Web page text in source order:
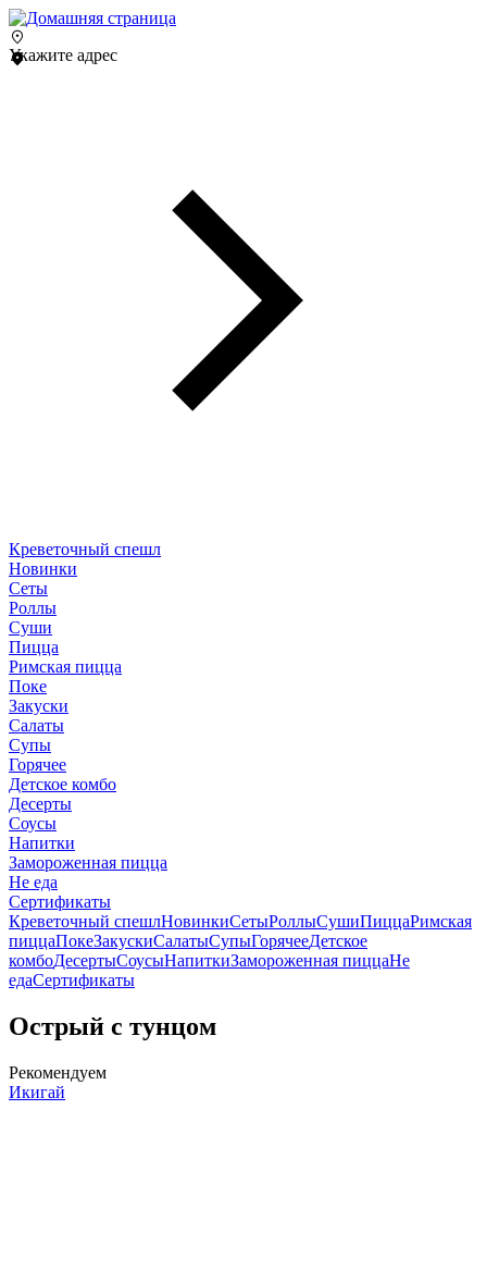
Укажите адрес
Креветочный спешл
Новинки
Сеты
Роллы
Суши
Пицца
Римская пицца
Поке
Закуски
Салаты
Супы
Горячее
Детское комбо
Десерты
Соусы
Напитки
Замороженная пицца
Не еда
Сертификаты
Креветочный спешлНовинкиСетыРоллыСушиПиццаРимская
пиццаПокеЗакускиСалатыСупыГорячееДетское
комбоДесертыСоусыНапиткиЗамороженная пиццаНе
едаСертификаты
Острый с тунцом
Рекомендуем
Икигай